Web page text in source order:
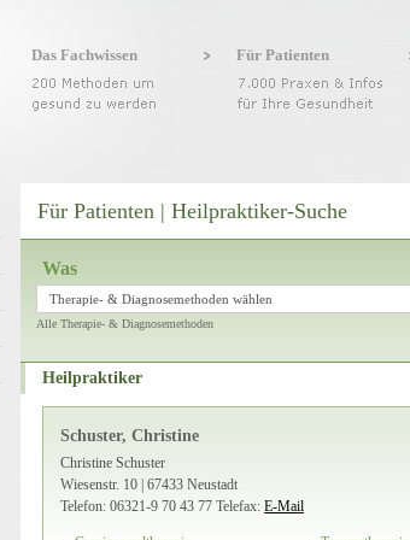
Das Fachwissen Für Patienten
Für Patienten | Heilpraktiker-Suche
Was
Therapie- & Diagnosemethoden wählen
Alle Therapie- & Diagnosemethoden
Heilpraktiker
Schuster, Christine
Christine Schuster
Wiesenstr. 10 | 67433 Neustadt
Telefon: 06321-9 70 43 77 Telefax: E-Mail